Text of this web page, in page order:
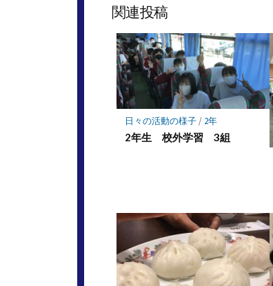
関連投稿
日々の活動の様子/ 2年
2年生 校外学習 3組